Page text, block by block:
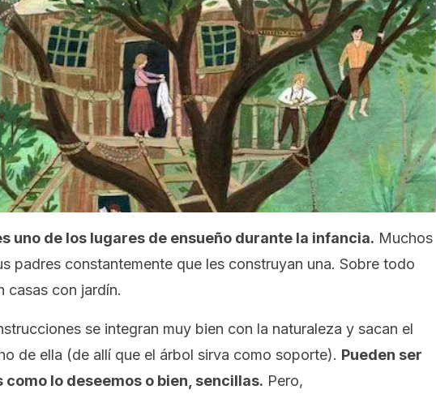
uno de los lugares de ensueño durante la infancia. Muchos
padres constantemente que les construyan una. Sobre todo
casas con jardín.
se integran muy bien con la naturaleza y sacan el
de ella (de allí que el árbol sirva como soporte). Pueden ser
lo deseemos o bien, sencillas. Pero,